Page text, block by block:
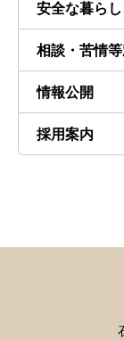
安全な暮ら
相談・苦情等
情報公開
採用案内